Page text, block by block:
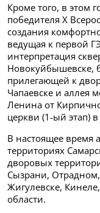
Кроме того, в этом
победителя X
создания
ведущая к первой
интерпретация
Новокуйбышевске,
прилегающей к
Чапаевске и аллея
Ленина от
церкви (1-ый этап)
В настоящее время
территориях
дворовых
Сызрани,
Жигулевске,
области.